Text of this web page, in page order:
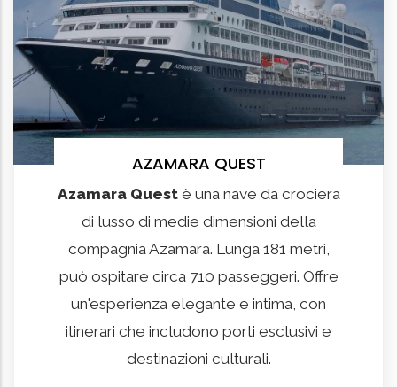
AZAMARA QUEST
Azamara Questè una nave da crociera
di lusso di medie dimensioni della
compagnia Azamara. Lunga 181 metri,
può ospitare circa 710 passeggeri. Offre
un'esperienza elegante e intima, con
itinerari che includono porti esclusivi e
destinazioni culturali.